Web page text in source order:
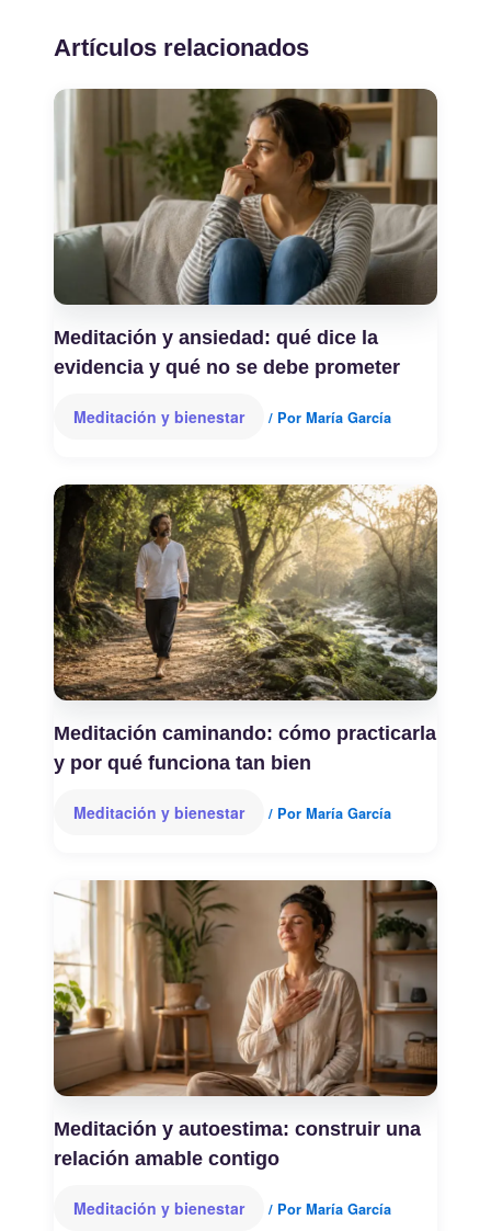
Artículos relacionados
Meditación y ansiedad: qué dice la
evidencia y qué no se debe prometer
Meditación y bienestar / Por María García
Meditación caminando: cómo practicarla
y por qué funciona tan bien
Meditación y bienestar / Por María García
Meditación y autoestima: construir una
relación amable contigo
Meditación y bienestar / Por María García